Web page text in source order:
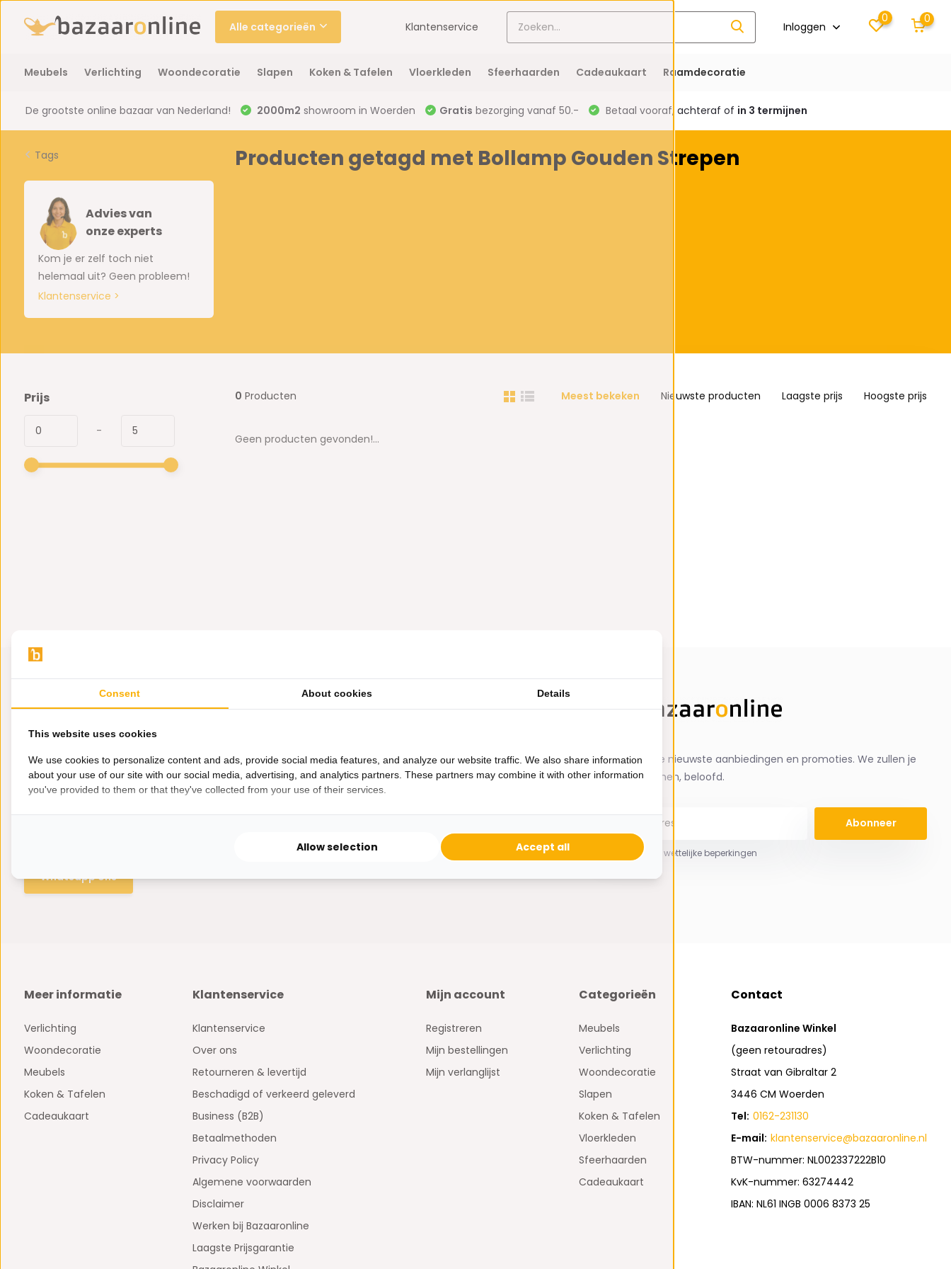
Alle categorieën Klantenservice Inloggen
0 0
Meubels Verlichting Woondecoratie Slapen Koken & Tafelen Vloerkleden Sfeerhaarden Cadeaukaart Raamdecoratie
De grootste online bazaar van Nederland! 2000m2 showroom in Woerden Gratis bezorging vanaf 50.- Betaal vooraf, achteraf of in 3 termijnen
Tags
Advies van
onze experts
Kom je er zelf toch niet
helemaal uit? Geen probleem!
Klantenservice >
Producten getagd met Bollamp Gouden Strepen
Prijs
-
0 Producten Meest bekeken Nieuwste producten Laagste prijs Hoogste prijs
Geen producten gevonden!...
Hulp nodig?
Whatsapp ons
Heb je een vraag?
Bereikbaar van ma - vr 10:00 tot 17:00
0162-231130
klantenservice@bazaaronline.nl
Ontvang de nieuwste aanbiedingen en promoties. We zullen je
niet spammen, beloofd.
Abonneer
* Lees hier de wettelijke beperkingen
Meer informatie
Verlichting
Woondecoratie
Meubels
Koken & Tafelen
Cadeaukaart
Klantenservice
Klantenservice
Over ons
Retourneren & levertijd
Beschadigd of verkeerd geleverd
Business (B2B)
Betaalmethoden
Privacy Policy
Algemene voorwaarden
Disclaimer
Werken bij Bazaaronline
Laagste Prijsgarantie
Mijn account
Registreren
Mijn bestellingen
Mijn verlanglijst
Categorieën
Meubels
Verlichting
Woondecoratie
Slapen
Koken & Tafelen
Vloerkleden
Sfeerhaarden
Cadeaukaart
Contact
Bazaaronline Winkel
(geen retouradres)
Straat van Gibraltar 2
3446 CM Woerden
Tel: 0162-231130
E-mail: klantenservice@bazaaronline.nl
BTW-nummer: NL002337222B10
KvK-nummer: 63274442
IBAN: NL61 INGB 0006 8373 25
Consent About cookies Details
This website uses cookies
We use cookies to personalize content and ads, provide social media features, and analyze our website traffic. We also share information
about your use of our site with our social media, advertising, and analytics partners. These partners may combine it with other information
you've provided to them or that they've collected from your use of their services.
Allow selection Accept all